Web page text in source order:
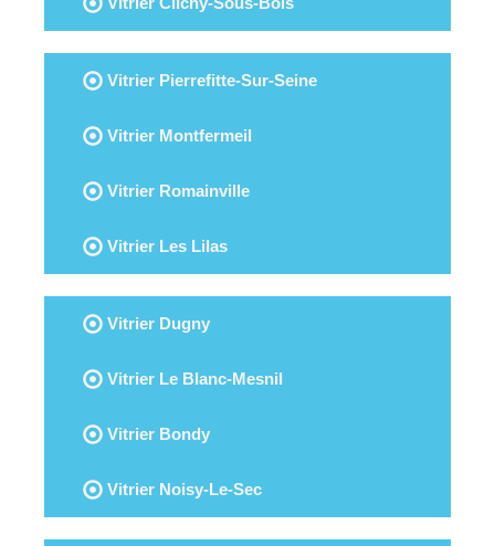
Vitrier Pierrefitte-Sur-Seine
Vitrier Montfermeil
Vitrier Romainville
Vitrier Les Lilas
Vitrier Dugny
Vitrier Le Blanc-Mesnil
Vitrier Bondy
Vitrier Noisy-Le-Sec